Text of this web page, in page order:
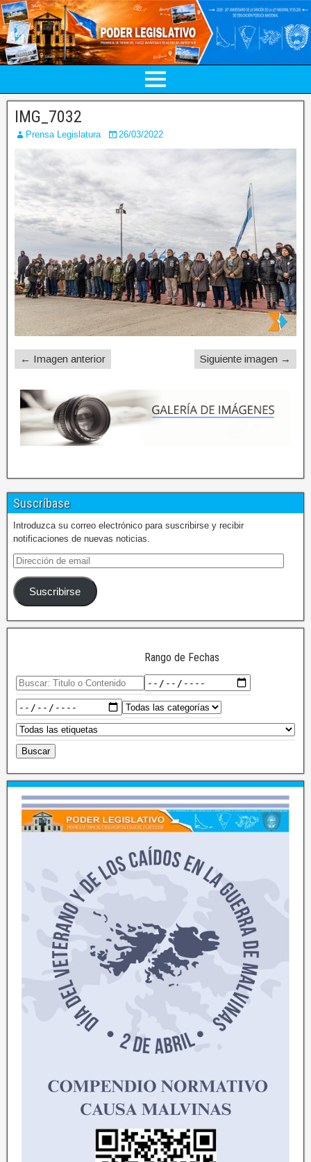
IMG_7032
Prensa Legislatura 26/03/2022
← Imagen anterior Siguiente imagen →
Suscríbase
Introduzca su correo electrónico para suscribirse y recibir
notificaciones de nuevas noticias.
Suscribirse
Rango de Fechas